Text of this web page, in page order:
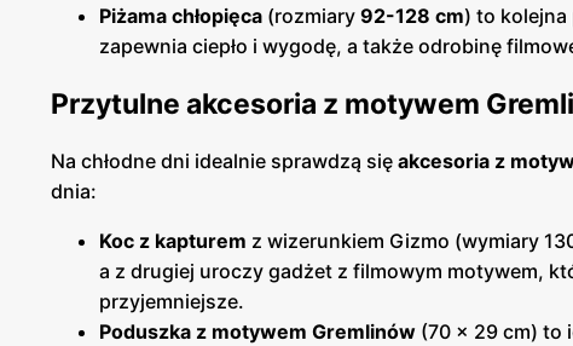
Piżama chłopięca (rozmiary 92-128 cm) to kolejna
zapewnia ciepło i wygodę, a także odrobinę
Przytulne akcesoria z motywem
Na chłodne dni idealnie sprawdzą się akcesoria z
dnia:
Koc z kapturem z wizerunkiem Gizmo (wymiary
a z drugiej uroczy gadżet z filmowym motywem,
przyjemniejsze.
Poduszka z motywem Gremlinów (70 x 29 cm) to